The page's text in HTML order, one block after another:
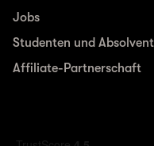
Jobs
Studenten und
Affiliate-Partnerschaft